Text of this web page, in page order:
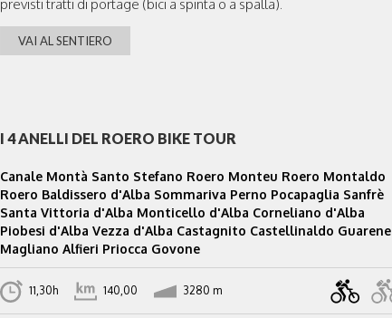
previsti tratti di portage (bici a spinta o a spalla).
VAI AL SENTIERO
I 4 ANELLI DEL ROERO BIKE TOUR
Canale Montà Santo Stefano Roero Monteu Roero Montaldo
Roero Baldissero d'Alba Sommariva Perno Pocapaglia Sanfrè
Santa Vittoria d'Alba Monticello d'Alba Corneliano d'Alba
Piobesi d'Alba Vezza d'Alba Castagnito Castellinaldo Guarene
Magliano Alfieri Priocca Govone
11,30h 140,00 3280 m